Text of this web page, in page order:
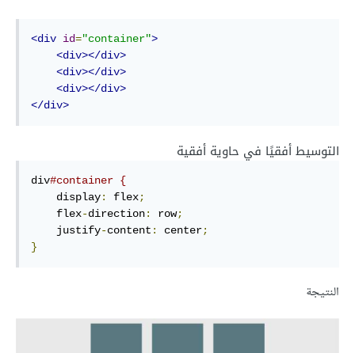
<div id="container">
<div></div>
<div></div>
<div></div>
</div>
التوسيط أفقيًا في حاوية أفقية
div#container {
    display
: flex;
    flex
-direction: row;
    justify
-content : center;
}
النتيجة